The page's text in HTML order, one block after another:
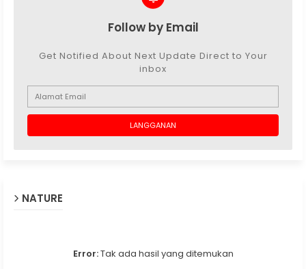
Follow by Email
Get Notified About Next Update Direct to Your
inbox
NATURE
Error:Tak ada hasil yang ditemukan